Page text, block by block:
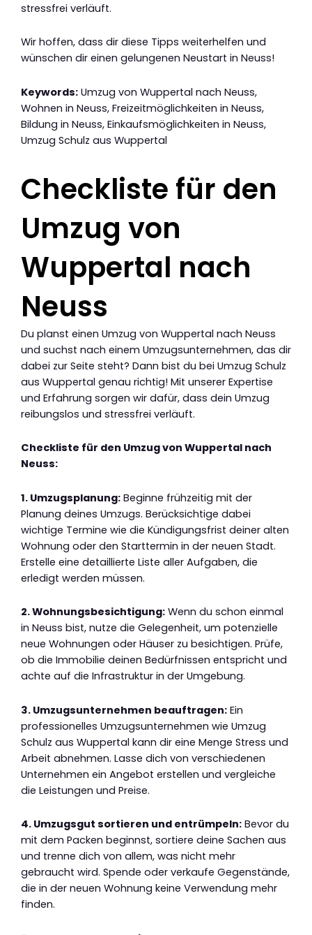
stressfrei verläuft.
Wir hoffen, dass dir diese Tipps weiterhelfen und
wünschen dir einen gelungenen Neustart in Neuss!
Keywords: Umzug von Wuppertal nach Neuss,
Wohnen in Neuss, Freizeitmöglichkeiten in Neuss,
Bildung in Neuss, Einkaufsmöglichkeiten in Neuss,
Umzug Schulz aus Wuppertal
Checkliste für den
Umzug von
Wuppertal nach
Neuss
Du planst einen Umzug von Wuppertal nach Neuss
und suchst nach einem Umzugsunternehmen, das dir
dabei zur Seite steht? Dann bist du bei Umzug Schulz
aus Wuppertal genau richtig! Mit unserer Expertise
und Erfahrung sorgen wir dafür, dass dein Umzug
reibungslos und stressfrei verläuft.
Checkliste für den Umzug von Wuppertal nach
Neuss:
1. Umzugsplanung: Beginne frühzeitig mit der
Planung deines Umzugs. Berücksichtige dabei
wichtige Termine wie die Kündigungsfrist deiner alten
Wohnung oder den Starttermin in der neuen Stadt.
Erstelle eine detaillierte Liste aller Aufgaben, die
erledigt werden müssen.
2. Wohnungsbesichtigung: Wenn du schon einmal
in Neuss bist, nutze die Gelegenheit, um potenzielle
neue Wohnungen oder Häuser zu besichtigen. Prüfe,
ob die Immobilie deinen Bedürfnissen entspricht und
achte auf die Infrastruktur in der Umgebung.
3. Umzugsunternehmen beauftragen: Ein
professionelles Umzugsunternehmen wie Umzug
Schulz aus Wuppertal kann dir eine Menge Stress und
Arbeit abnehmen. Lasse dich von verschiedenen
Unternehmen ein Angebot erstellen und vergleiche
die Leistungen und Preise.
4. Umzugsgut sortieren und entrümpeln: Bevor du
mit dem Packen beginnst, sortiere deine Sachen aus
und trenne dich von allem, was nicht mehr
gebraucht wird. Spende oder verkaufe Gegenstände,
die in der neuen Wohnung keine Verwendung mehr
finden.